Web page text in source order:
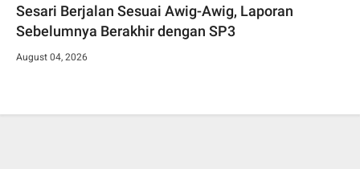
Sesari Berjalan Sesuai Awig-Awig, Laporan
Sebelumnya Berakhir dengan SP3
August 04, 2026